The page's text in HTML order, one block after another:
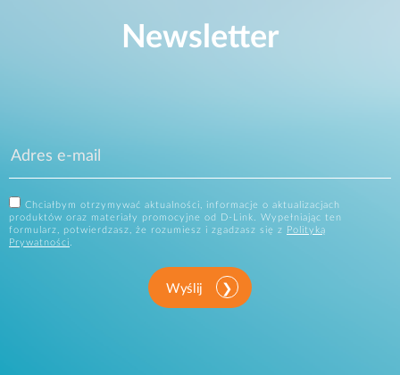
Newsletter
Chciałbym otrzymywać aktualności, informacje o aktualizacjach
produktów oraz materiały promocyjne od D-Link. Wypełniając ten
formularz, potwierdzasz, że rozumiesz i zgadzasz się z
Polityką
Prywatności.
Wyślij